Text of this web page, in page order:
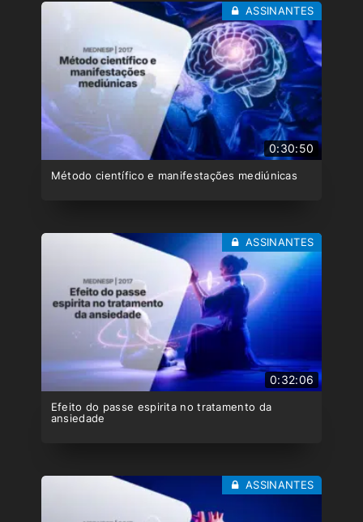
0:30:50
Método científico e manifestações mediúnicas
ASSINANTES
0:32:06
Efeito do passe espirita no tratamento da
ansiedade
ASSINANTES
ASSINANTES